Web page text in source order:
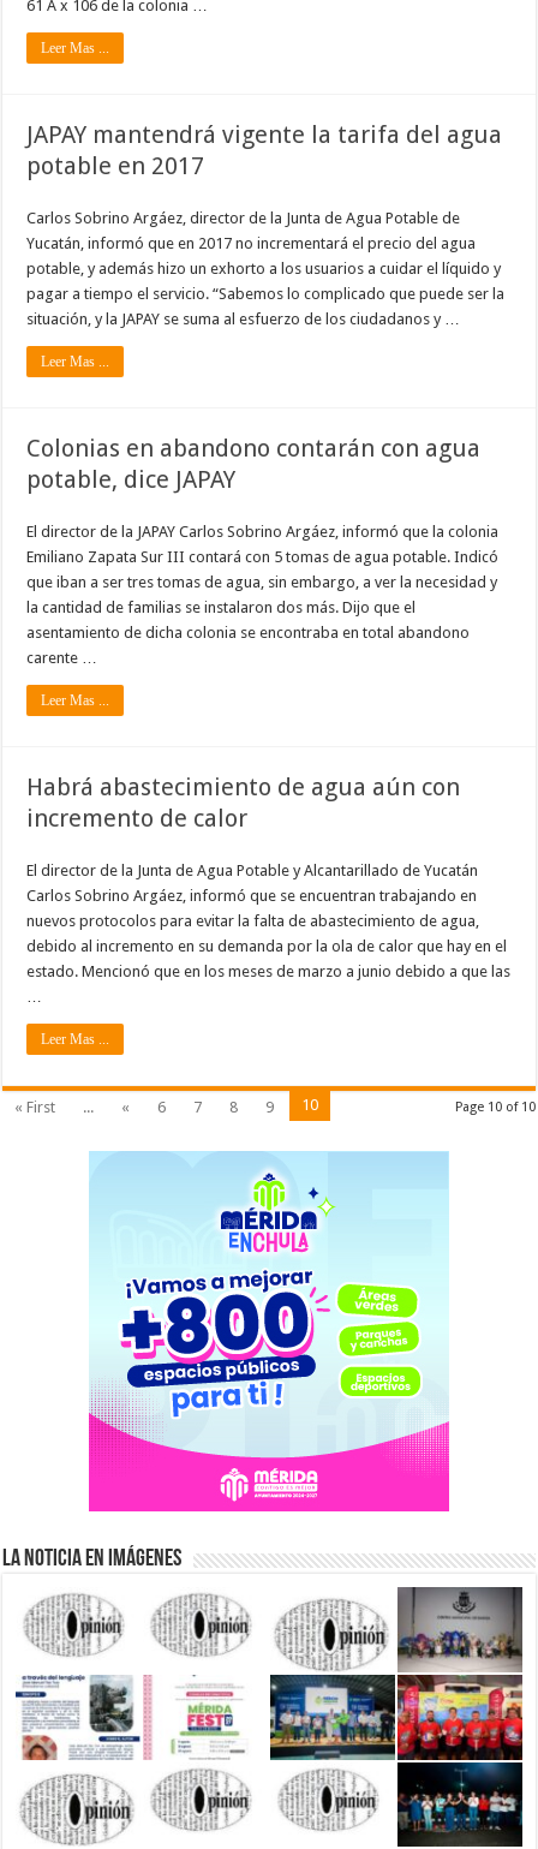
61 A x 106 de la colonia …
Leer Mas ...
JAPAY mantendrá vigente la tarifa del agua
potable en 2017
Carlos Sobrino Argáez, director de la Junta de Agua Potable de
Yucatán, informó que en 2017 no incrementará el precio del agua
potable, y además hizo un exhorto a los usuarios a cuidar el líquido y
pagar a tiempo el servicio. “Sabemos lo complicado que puede ser la
situación, y la JAPAY se suma al esfuerzo de los ciudadanos y …
Leer Mas ...
Colonias en abandono contarán con agua
potable, dice JAPAY
El director de la JAPAY Carlos Sobrino Argáez, informó que la colonia
Emiliano Zapata Sur III contará con 5 tomas de agua potable. Indicó
que iban a ser tres tomas de agua, sin embargo, a ver la necesidad y
la cantidad de familias se instalaron dos más. Dijo que el
asentamiento de dicha colonia se encontraba en total abandono
carente …
Leer Mas ...
Habrá abastecimiento de agua aún con
incremento de calor
El director de la Junta de Agua Potable y Alcantarillado de Yucatán
Carlos Sobrino Argáez, informó que se encuentran trabajando en
nuevos protocolos para evitar la falta de abastecimiento de agua,
debido al incremento en su demanda por la ola de calor que hay en el
estado. Mencionó que en los meses de marzo a junio debido a que las
…
Leer Mas ...
Page 10 of 10
« First ... « 6 7 8 9 10
La Noticia en Imágenes